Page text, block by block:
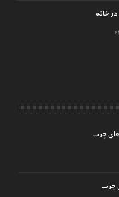
خانه
چرب
چرب